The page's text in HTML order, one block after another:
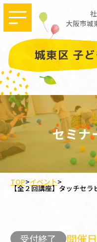
大阪市城
城東区 子
セミナ
TOP>イベント>
【全２回講座】タッチセラ
受付終了 開催